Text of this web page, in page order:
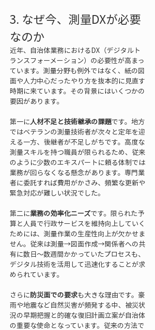
3. なぜ今、測量DXが必要
なのか
近年、自治体業務におけるDX（デジタルト
ランスフォーメーション）の必要性が高まっ
ています。測量分野も例外ではなく、紙の図
面や人力中心だったやり方を抜本的に見直す
時期に来ています。その背景にはいくつかの
要因があります。
第一に人材不足と技術継承の課題です。地方
ではベテランの測量技術者が次々と定年を迎
える一方、後継者が不足しがちです。高度な
測量スキルを持つ職員が限られるため、従来
のように少数のエキスパートに頼る体制では
業務が回らなくなる懸念があります。専門業
者に委託すれば費用がかさみ、頻繁な更新や
緊急対応が難しい状況でした。
第二に業務の効率化ニーズです。限られた予
算と人員で行政サービスを維持向上していく
ためには、測量作業の生産性向上が欠かせま
せん。従来は測量→図面作成→関係者への共
有に数日〜数週間かかっていたプロセスも、
デジタル技術を活用して迅速化することが求
められています。
さらに防災面での要求も大きな理由です。豪
雨や地震など自然災害が頻発する中、被災状
況の早期把握と的確な復旧計画立案が自治体
の重要な使命となっています。従来の方法で